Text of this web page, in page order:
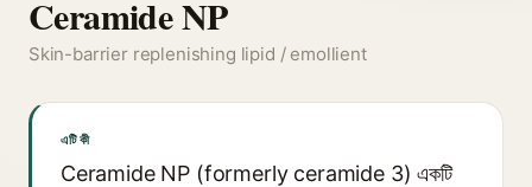
Ceramide NP
Skin-barrier replenishing lipid / emollient
এটি কী
Ceramide NP (formerly ceramide 3) একটি